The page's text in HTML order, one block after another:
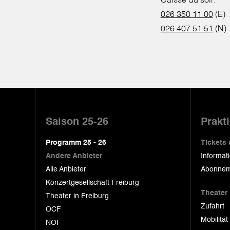
026 350 11 00(E)
026 407 51 51 (N)
Saison 25-26
Programm 25 - 26
Andere Anbieter
Alle Anbieter
Konzertgesellschaft Freiburg
Theater in Freiburg
OCF
NOF
Tickets
Theater
Zufahrt